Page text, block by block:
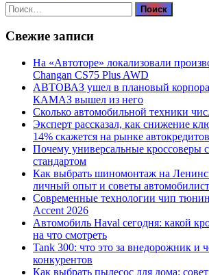
Найти:
Свежие записи
На «Автоторе» локализовали
Changan CS75 Plus AWD
АВТОВАЗ ушел в плановый
КАМАЗ вышел из него
Сколько автомобильной техники
Эксперт рассказал, как снижение
14% скажется на рынке
Почему универсальные кроссоверы
стандартом
Как выбрать шиномонтаж на
личный опыт и советы
Современные технологии чип
Accent 2026
Автомобиль Haval сегодня: какой
на что смотреть
Tank 300: что это за внедорожник и
конкурентов
Как выбрать пылесос для дома: